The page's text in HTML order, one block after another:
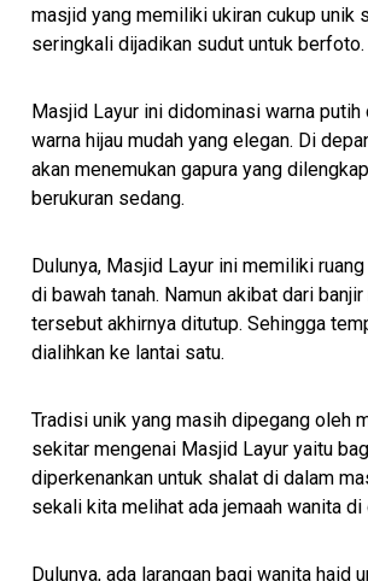
masjid yang memiliki ukiran cukup unik
seringkali dijadikan sudut untuk berfoto.
Masjid Layur ini didominasi warna putih
warna hijau mudah yang elegan. Di
akan menemukan gapura yang
berukuran sedang.
Dulunya, Masjid Layur ini memiliki
di bawah tanah. Namun akibat dari banjir
tersebut akhirnya ditutup. Sehingga
dialihkan ke lantai satu.
Tradisi unik yang masih dipegang oleh
sekitar mengenai Masjid Layur yaitu
diperkenankan untuk shalat di dalam
sekali kita melihat ada jemaah wanita di
Dulunya, ada larangan bagi wanita haid